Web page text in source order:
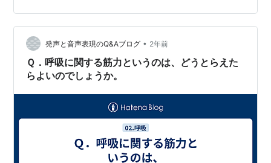
発声と音声表現のQ&Aブログ • 2年前
Ｑ．呼吸に関する筋力というのは、どうとらえた
らよいのでしょうか。